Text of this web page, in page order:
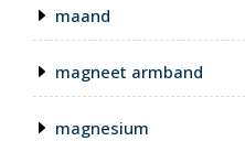
maand
magneet armband
magnesium